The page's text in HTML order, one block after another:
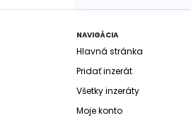
NAVIGÁCIA
Hlavná stránka
Pridať inzerát
Všetky inzeráty
Moje konto